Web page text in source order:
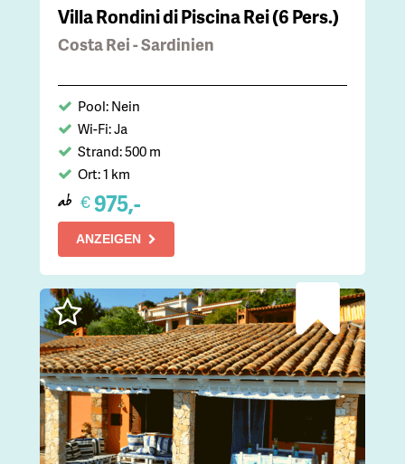
Villa Rondini di Piscina Rei (6 Pers.)
Costa Rei - Sardinien
Pool: Nein
Wi-Fi: Ja
Strand: 500 m
Ort: 1 km
ab € 975,-
ANZEIGEN